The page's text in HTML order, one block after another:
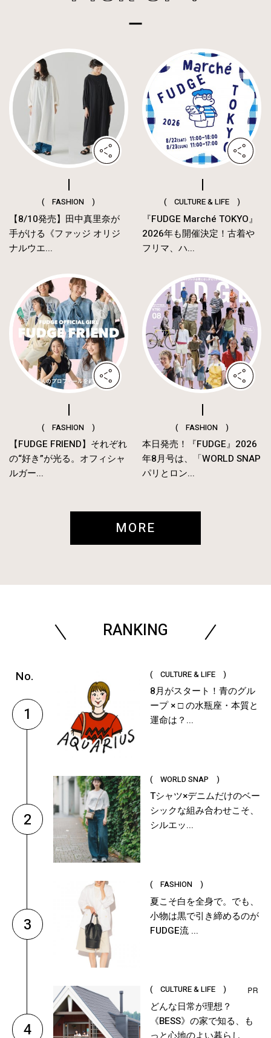
( FASHION )
【8/10発売】田中真里奈が
手がける《ファッジ オリジ
ナルウエ...
( CULTURE & LIFE )
『FUDGE Marché TOKYO』
2026年も開催決定！古着や
フリマ、ハ...
( FASHION )
【FUDGE FRIEND】それぞれ
の“好き”が光る。オフィシャ
ルガー...
( FASHION )
本日発売！『FUDGE』2026
年8月号は、「WORLD SNAP
パリとロン...
MORE
RANKING
1
( CULTURE & LIFE )
8月がスタート！青のグル
ープ × □ の水瓶座・本質と
運命は？...
2
( WORLD SNAP )
Tシャツ×デニムだけのベー
シックな組み合わせこそ、
シルエッ...
3
( FASHION )
夏こそ白を全身で。でも、
小物は黒で引き締めるのが
FUDGE流 ...
4
( CULTURE & LIFE )
どんな日常が理想？
《BESS》の家で知る、も